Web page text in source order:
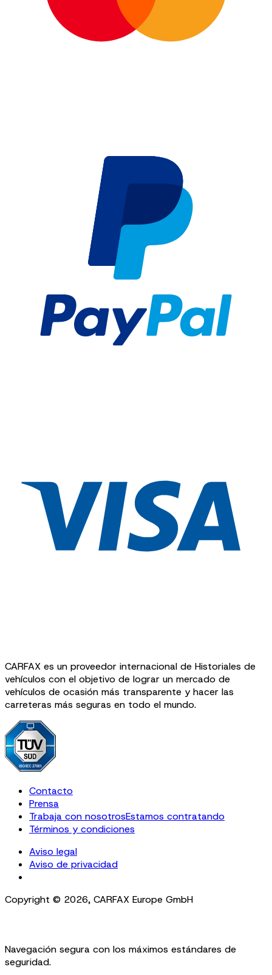
CARFAX es un proveedor internacional de Historiales de
vehículos con el objetivo de lograr un mercado de
vehículos de ocasión más transparente y hacer las
carreteras más seguras en todo el mundo.
Contacto
Prensa
Trabaja con nosotrosEstamos contratando
Términos y condiciones
Aviso legal
Aviso de privacidad
Copyright © 2026, CARFAX Europe GmbH
Navegación segura con los máximos estándares de
seguridad.